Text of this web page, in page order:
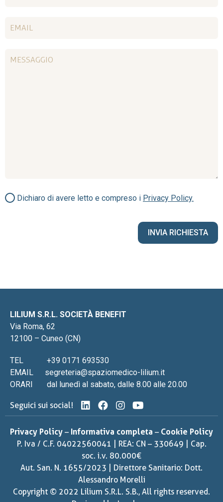
Dichiaro di avere letto e compreso i Privacy Policy.
LILIUM S.R.L. SOCIETÀ BENEFIT
Via Roma, 62
12100 – Cuneo (CN)
TEL
+39 0171 693530
EMAIL
segreteria@spaziomedico-lilium.it
ORARI
dal lunedì al sabato, dalle 8.00 alle 20.00
Seguici sui social!
Privacy Policy – Informativa completa – Cookie Policy
P. Iva / C.F. 04022560041 | REA: CN – 330649 | Cap.
soc. i.v. 80.000€
Aut. San. N. 1655/2023 | Direttore Sanitario: Dott.
Alessandro Morelli
Copyright © 2022 Lilium S.R.L. S.B., All rights reserved.